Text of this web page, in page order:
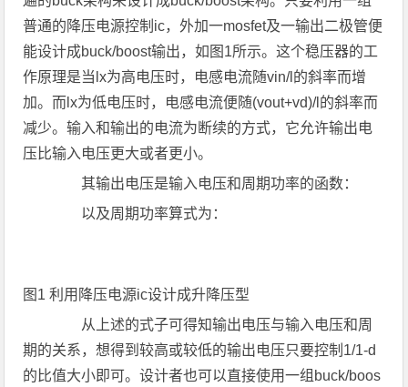
普通的降压电源控制ic，外加一mosfet及一输出二极管便
能设计成buck/boost输出，如图1所示。这个稳压器的工
作原理是当lx为高电压时，电感电流随vin/l的斜率而增
加。而lx为低电压时，电感电流便随(vout+vd)/l的斜率而
减少。输入和输出的电流为断续的方式，它允许输出电
压比输入电压更大或者更小。
其输出电压是输入电压和周期功率的函数：
以及周期功率算式为：
图1 利用降压电源ic设计成升降压型
从上述的式子可得知输出电压与输入电压和周
期的关系，想得到较高或较低的输出电压只要控制1/1-d
的比值大小即可。设计者也可以直接使用一组buck/boos